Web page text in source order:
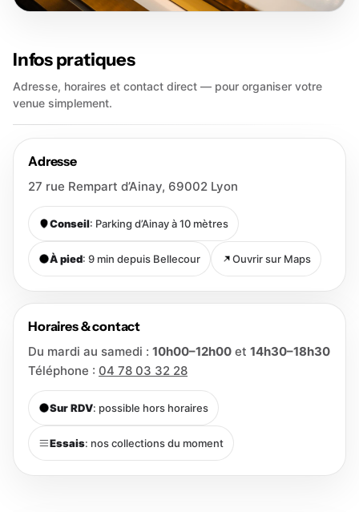
Infos pratiques
Adresse, horaires et contact direct — pour organiser votre
venue simplement.
Adresse
27 rue Rempart d’Ainay, 69002 Lyon
Conseil: Parking d’Ainay à 10 mètres
À pied: 9 min depuis Bellecour Ouvrir sur Maps
Horaires & contact
Du mardi au samedi : 10h00–12h00 et 14h30–18h30
Téléphone : 04 78 03 32 28
Sur RDV: possible hors horaires
Essais: nos collections du moment